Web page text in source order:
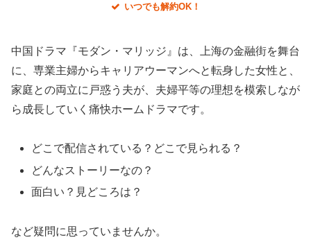
いつでも解約OK！
中国ドラマ『モダン・マリッジ』は、上海の金融街を舞台
に、専業主婦からキャリアウーマンへと転身した女性と、
家庭との両立に戸惑う夫が、夫婦平等の理想を模索しなが
ら成長していく痛快ホームドラマです。
どこで配信されている？どこで見られる？
どんなストーリーなの？
面白い？見どころは？
など疑問に思っていませんか。